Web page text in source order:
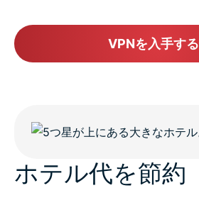
VPNを入手する
ホテル代を節約